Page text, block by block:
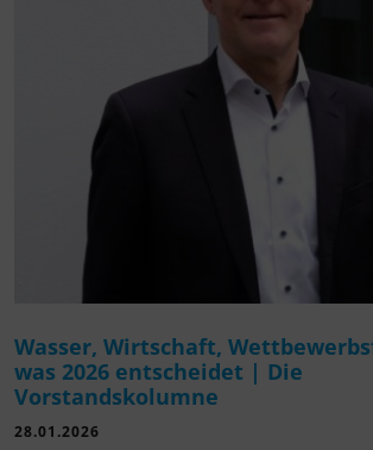
Wasser, Wirtschaft,
was 2026 entscheidet | Die
Vorstandskolumne
28.01.2026